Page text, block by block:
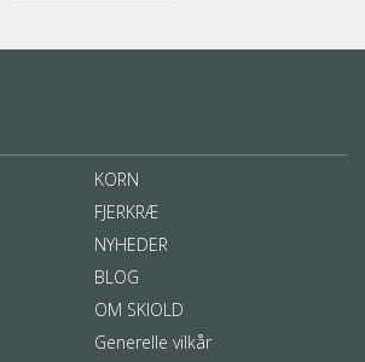
KORN
FJERKRÆ
NYHEDER
BLOG
OM SKIOLD
Generelle vilkår